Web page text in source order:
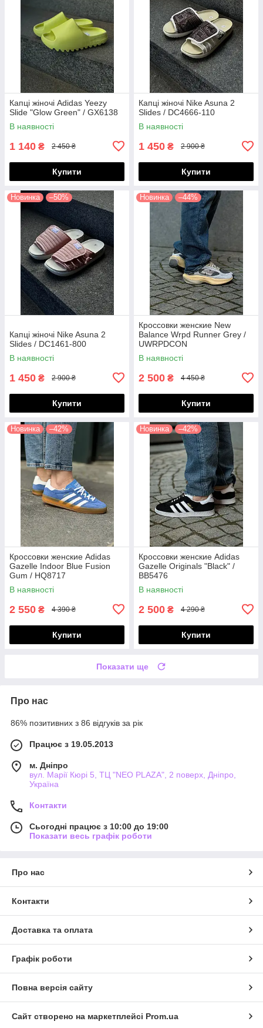
Капці жіночі Adidas Yeezy
Slide "Glow Green" / GX6138
В наявності
1 140 ₴ 2 450 ₴
Купити
Капці жіночі Nike Asuna 2
Slides / DC4666-110
В наявності
1 450 ₴ 2 900 ₴
Купити
Новинка –50%
Капці жіночі Nike Asuna 2
Slides / DC1461-800
В наявності
1 450 ₴ 2 900 ₴
Купити
Новинка –44%
Кроссовки женские New
Balance Wrpd Runner Grey /
UWRPDCON
В наявності
2 500 ₴ 4 450 ₴
Купити
Новинка –42%
Кроссовки женские Adidas
Gazelle Indoor Blue Fusion
Gum / HQ8717
В наявності
2 550 ₴ 4 390 ₴
Купити
Новинка –42%
Кроссовки женские Adidas
Gazelle Originals "Black" /
BB5476
В наявності
2 500 ₴ 4 290 ₴
Купити
Показати ще
Про нас
86% позитивних з 86 відгуків за рік
Працює з 19.05.2013
м. Дніпро
вул. Марії Кюрі 5, ТЦ "NEO PLAZA", 2 поверх, Дніпро,
Україна
Контакти
Сьогодні працює з 10:00 до 19:00
Показати весь графік роботи
Про нас
Контакти
Доставка та оплата
Графік роботи
Повна версія сайту
Сайт створено на маркетплейсі Prom.ua